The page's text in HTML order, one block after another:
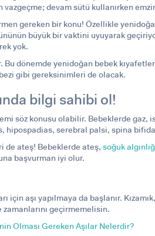
devam sütü kullanırken
gereken bir konu! Özellikle
büyük bir vaktini uyuyarak
yok.
dönemde yenidoğan bebek
gibi gereksinimleri de olacak.
bilgi sahibi ol!
söz konusu olabilir. Bebeklerde gaz,
hipospadias, serebral palsi, spina
de ateş! Bebeklerde ateş, soğuk
başvurman iyi olur.
için aşı yapılmaya da başlanır.
geçirmemelisin.
Olması Gereken Aşılar Nelerdir?